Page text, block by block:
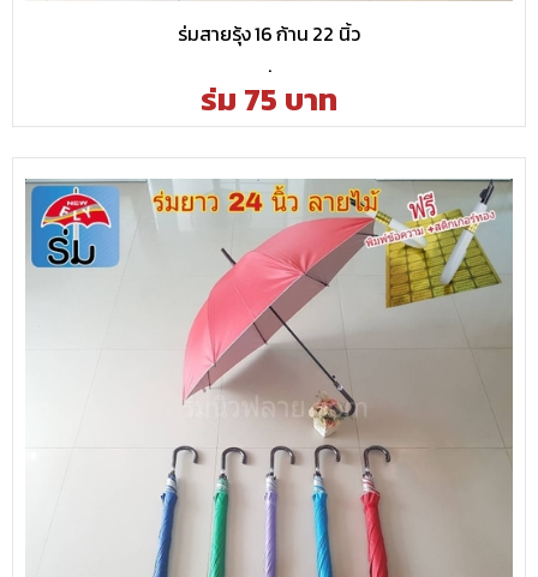
ร่มสายรุ้ง 16 ก้าน 22 นิ้ว
.
ร่ม 75 บาท